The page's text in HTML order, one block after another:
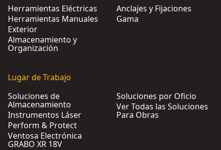
Herramientas Eléctricas
Herramientas Manuales
Exterior
Almacenamiento y
Organización
Anclajes y Fijaciones
Gama
Lugar de Trabajo
Soluciones de
Almacenamiento
Instrumentos Láser
Perform & Protect
Ventosa Electrónica
GRABO XR 18V
Soluciones por Oficio
Ver Todas las Soluciones
Para Obras